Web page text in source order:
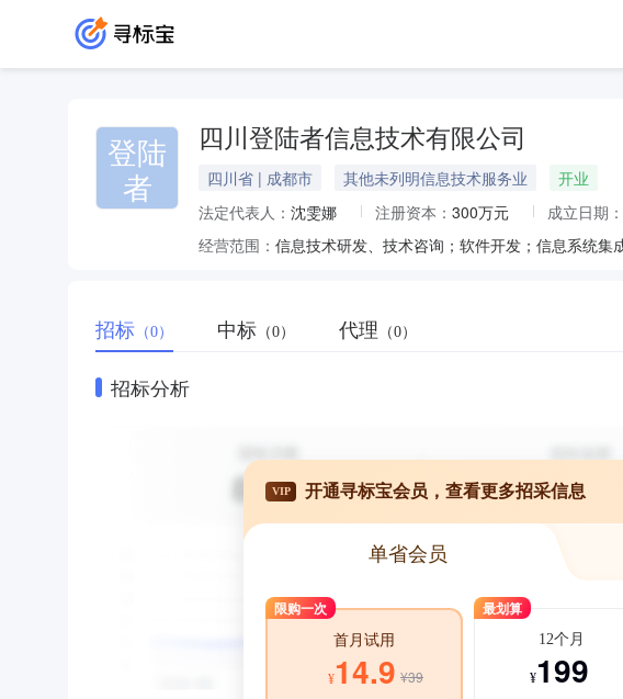
登陆
者
四川登陆者信息技术有限公司
四川省 | 成都市 其他未列明信息技术服务业
开业
法定代表人： 沈雯娜 注册资本： 300万元 成立日期：
经营范围：
招标 （0） 中标 （0） 代理 （0）
招标分析
VIP 开通寻标宝会员，查看更多招采信息
单省会员
限购一次
首月试用
¥14.9 ¥39
最划算
12个月
¥199